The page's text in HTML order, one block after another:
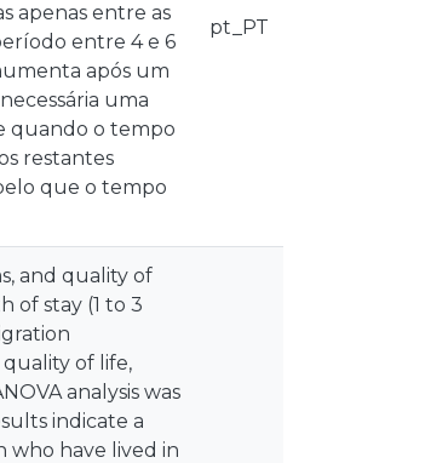
apenas entre as
entre 4 e 6
após um
uma
quando o tempo
restantes
que o tempo
pt_PT
and quality of
of stay (1 to 3
of life,
analysis was
indicate a
have lived in